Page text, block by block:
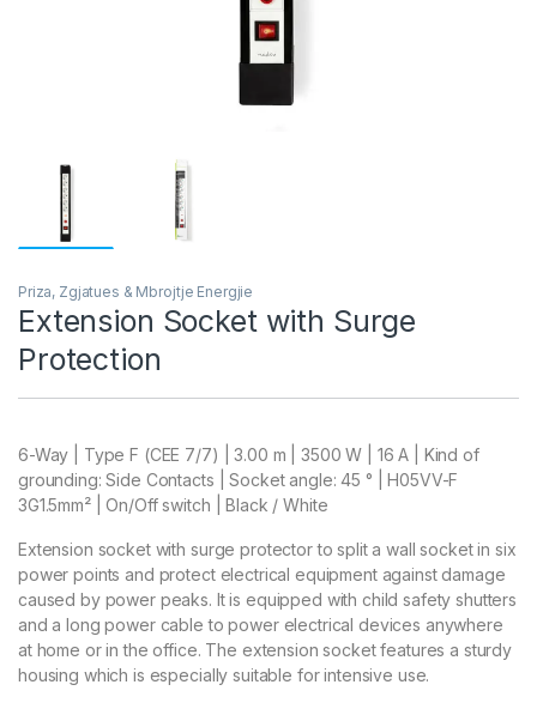
Priza, Zgjatues & Mbrojtje Energjie
Extension Socket with Surge
Protection
6-Way | Type F (CEE 7/7) | 3.00 m | 3500 W | 16 A | Kind of
grounding: Side Contacts | Socket angle: 45 ° | H05VV-F
3G1.5mm² | On/Off switch | Black / White
Extension socket with surge protector to split a wall socket in six
power points and protect electrical equipment against damage
caused by power peaks. It is equipped with child safety shutters
and a long power cable to power electrical devices anywhere
at home or in the office. The extension socket features a sturdy
housing which is especially suitable for intensive use.